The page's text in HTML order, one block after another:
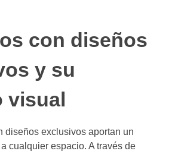
con diseños
y su
visual
diseños exclusivos aportan un
cualquier espacio. A través de